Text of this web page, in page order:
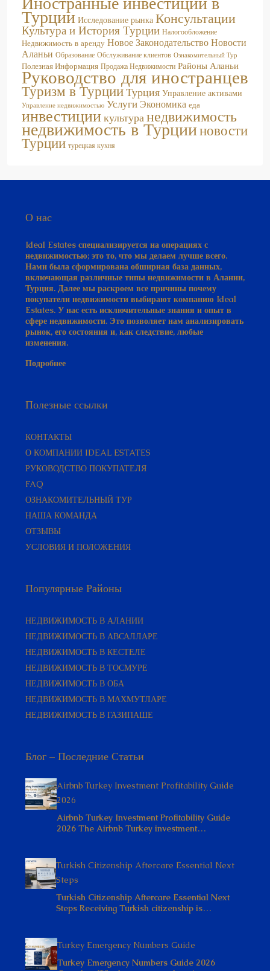
Исследование рынка
Культура и История Турции Налогообложение
Недвижимость в аренду Новое Законодательство Новости
Аланьи Образование Обслуживание клиентов Ознакомительный Тур
Полезная Информация Продажа Недвижимости Районы Аланьи
Руководство для иностранцев
Туризм в ТурцииТурция Управление активами
Управление недвижимостью УслугиЭкономика еда
инвестициикультуранедвижимость
недвижимость в Турцииновости
Турции турецкая кухня
недвижимостью; это то, что мы делаем лучше всего.
Нами была сформирована обширная база данных,
включающая различные типы недвижимости в Алании,
Турция. Далее мы раскроем все причины почему
покупатели недвижимости выбирают компанию Ideal
Estates. У нас есть исключительные знания и опыт в
сфере недвижимости. Это позволяет нам анализировать
рынок, его состояния и, как следствие, любые
изменения.
Подробнее
О КОМПАНИИ IDEAL ESTATES
РУКОВОДСТВО ПОКУПАТЕЛЯ​
FAQ
ОЗНАКОМИТЕЛЬНЫЙ ТУР
НАША КОМАНДА
ОТЗЫВЫ
УСЛОВИЯ И ПОЛОЖЕНИЯ
НЕДВИЖИМОСТЬ В АВСАЛЛАРЕ
НЕДВИЖИМОСТЬ В КЕСТЕЛЕ
НЕДВИЖИМОСТЬ В ТОСМУРЕ
НЕДВИЖИМОСТЬ В ОБА
НЕДВИЖИМОСТЬ В МАХМУТЛАРЕ
НЕДВИЖИМОСТЬ В ГАЗИПАШЕ
2026
Airbnb Turkey Investment Profitability Guide
2026 The Airbnb Turkey investment…
Steps
Turkish Citizenship Aftercare Essential Next
Steps Receiving Turkish citizenship is…
Turkey Emergency Numbers Guide 2026
Complete Whether you are relocating,…